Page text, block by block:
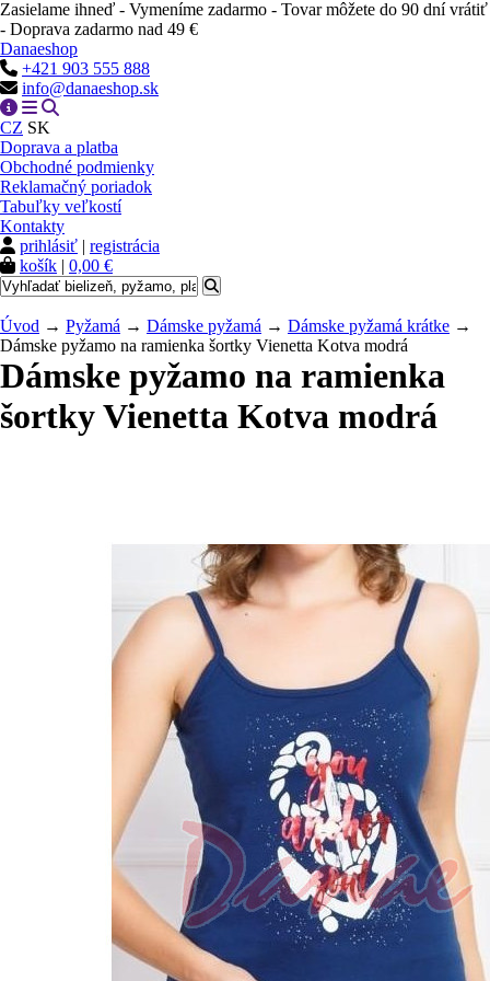
Zasielame ihneď - Vymeníme zadarmo - Tovar môžete do 90 dní vrátiť
- Doprava zadarmo nad 49 €
Danaeshop
+421 903 555 888
info@danaeshop.sk
CZ SK
Doprava a platba
Obchodné podmienky
Reklamačný poriadok
Tabuľky veľkostí
Kontakty
prihlásiť | registrácia
košík | 0,00 €
Úvod → Pyžamá → Dámske pyžamá → Dámske pyžamá krátke →
Dámske pyžamo na ramienka šortky Vienetta Kotva modrá
Dámske pyžamo na ramienka
šortky Vienetta Kotva modrá